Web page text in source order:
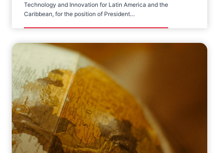
Technology and Innovation for Latin America and the
Caribbean, for the position of President…